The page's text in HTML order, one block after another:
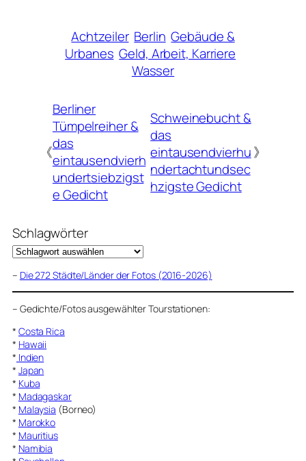
Achtzeiler Berlin Gebäude &
Urbanes Geld, Arbeit, Karriere
Wasser
《
Berliner
Tümpelreiher &
das
eintausendvierh
undertsiebzigst
e Gedicht
Schweinebucht &
das
eintausendvierhu
ndertachtundsec
hzigste Gedicht
》
Schlagwörter
– Die 272 Städte/Länder der Fotos (2016-2026)
– Gedichte/Fotos ausgewählter Tourstationen:
* Costa Rica
* Hawaii
* Indien
* Japan
* Kuba
* Madagaskar
* Malaysia (Borneo)
* Marokko
* Mauritius
* Namibia